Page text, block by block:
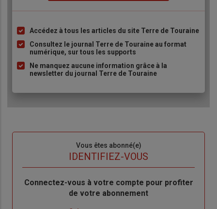
Liste
à
puce
Accédez à tous les articles du site Terre de Touraine
Consultez le journal Terre de Touraine au format
numérique, sur tous les supports
Ne manquez aucune information grâce à la
newsletter du journal Terre de Touraine
Vous êtes abonné(e)
IDENTIFIEZ-VOUS
Body
Connectez-vous à votre compte pour profiter
de votre abonnement